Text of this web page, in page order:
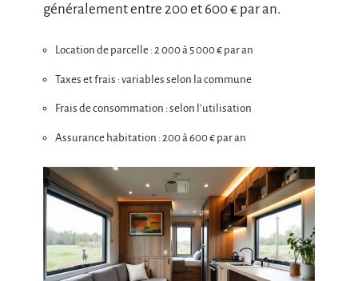
généralement entre 200 et 600 € par an.
Location de parcelle : 2 000 à 5 000 € par an
Taxes et frais : variables selon la commune
Frais de consommation : selon l’utilisation
Assurance habitation : 200 à 600 € par an